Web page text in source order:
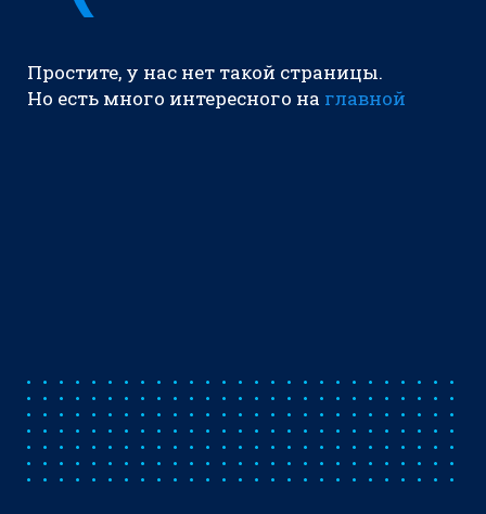
Простите, у нас нет такой страницы.
Но есть много интересного на главной